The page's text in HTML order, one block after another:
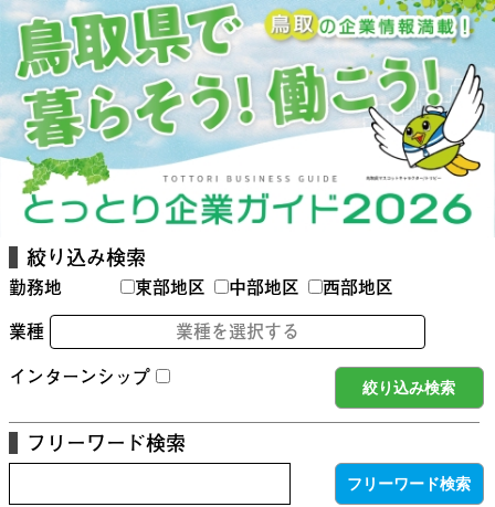
絞り込み検索
勤務地 東部地区 中部地区
西部地区
業種
業種を選択する
インターンシップ
フリーワード検索